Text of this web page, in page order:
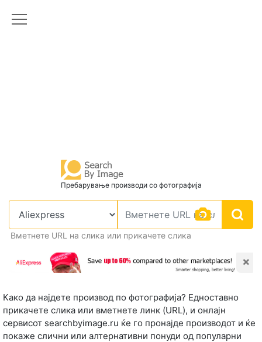
Пребарување производи со фотографија
Вметнете URL на слика или прикачете слика
×
Како да најдете производ по фотографија? Едноставно
прикачете слика или вметнете линк (URL), и онлајн
сервисот searchbyimage.ru ќе го пронајде производот и ќе
покаже слични или алтернативни понуди од популарни